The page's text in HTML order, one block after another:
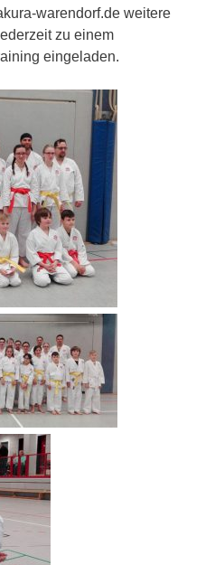
warendorf.de weitere
zu einem
eingeladen.